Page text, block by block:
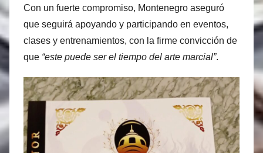
Con un fuerte compromiso, Montenegro aseguró
que seguirá apoyando y participando en eventos,
clases y entrenamientos, con la firme convicción de
que “este puede ser el tiempo del arte marcial”.